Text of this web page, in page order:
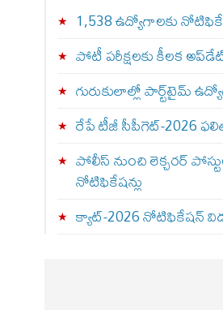
1,538 ఉద్యోగాలకు
పోటీ పరీక్షలకు కీలక
గురుకులాల్లో పార్ట్‌టైమ్
రేపే టీజీ సీపీగెట్‌-2026
పోలీస్ నుంచి లెక్చరర్
నోటిఫికేషన్లు
క్యాట్-2026 నోటిఫికేషన్